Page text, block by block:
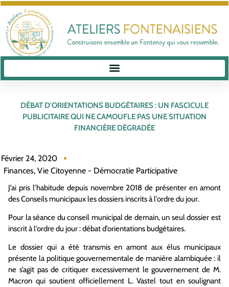
DÉBAT D’ORIENTATIONS BUDGÉTAIRES : UN FASCICULE
PUBLICITAIRE QUI NE CAMOUFLE PAS UNE SITUATION
FINANCIÈRE DÉGRADÉE
Février 24, 2020
Finances, Vie Citoyenne - Démocratie Participative
J’ai pris l’habitude depuis novembre 2018 de présenter en amont
des Conseils municipaux les dossiers inscrits à l’ordre du jour.
Pour la séance du conseil municipal de demain, un seul dossier est
inscrit à l’ordre du jour : débat d’orientations budgétaires.
Le dossier qui a été transmis en amont aux élus municipaux
présente la politique gouvernementale de manière alambiquée : il
ne s’agit pas de critiquer excessivement le gouvernement de M.
Macron qui soutient officiellement L. Vastel tout en soulignant